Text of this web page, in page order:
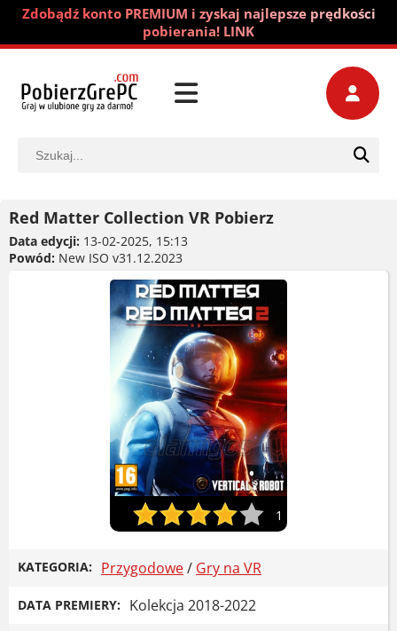
Zdobądź konto PREMIUM i zyskaj najlepsze prędkości
pobierania! LINK
Red Matter Collection VR Pobierz
Data edycji: 13-02-2025, 15:13
Powód: New ISO v31.12.2023
1
KATEGORIA: Przygodowe/ Gry na VR
DATA PREMIERY: Kolekcja 2018-2022